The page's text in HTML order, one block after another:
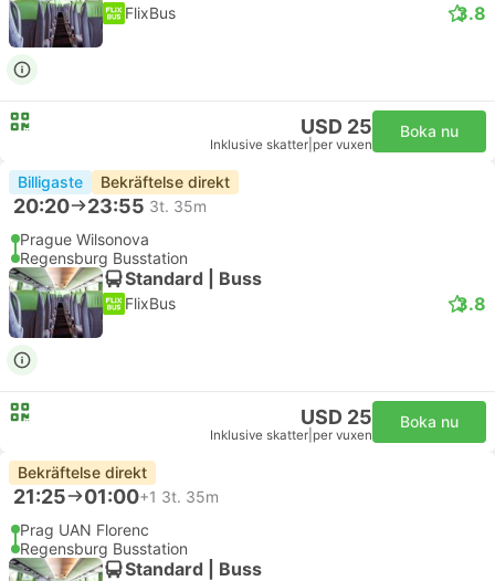
FlixBus 3.8
USD 25
Inklusive skatter per vuxen
Boka nu
Billigaste Bekräftelse direkt
20:20 23:55 3t. 35m
Prague Wilsonova
Regensburg Busstation
Standard | Buss
FlixBus 3.8
USD 25
Inklusive skatter per vuxen
Boka nu
Bekräftelse direkt
21:25 01:00+1 3t. 35m
Prag UAN Florenc
Regensburg Busstation
Standard | Buss